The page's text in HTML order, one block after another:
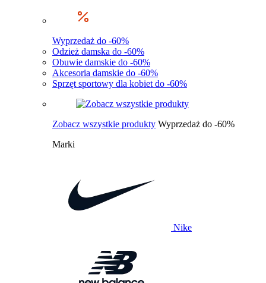
Wyprzedaż do -60%
Odzież damska do -60%
Obuwie damskie do -60%
Akcesoria damskie do -60%
Sprzęt sportowy dla kobiet do -60%
Zobacz wszystkie produkty Wyprzedaż do -60%
Marki
Nike